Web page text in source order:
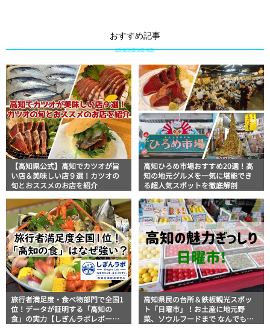
おすすめ記事
【高知県公式】高知でカツオが旨
い店＆美味しい店９選！カツオの
旬とおススメのお店を紹介
高知ひろめ市場おすすめ20選！高
知の地元グルメを一気に堪能でき
る超人気スポットを徹底解剖
旅行者満足度・食べ物部門で全国1
位！データが証明する「高知の
食」の実力【しぎんラボレポー
高知県民の台所＆鉄板観光スポッ
ト「日曜市」！お土産に地元野
菜、ソウルフードまで なんでもそ